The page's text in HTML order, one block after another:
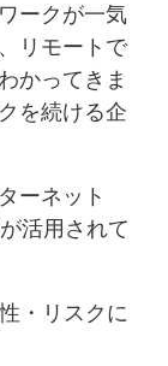
ークが一気
リモートで
かってきま
を続ける企
ーネット
活用されて
・リスクに